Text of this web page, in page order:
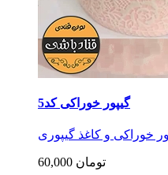
گیپور خوراکی کد5
خوراکی و کاغذ گیپوری
60,000 تومان